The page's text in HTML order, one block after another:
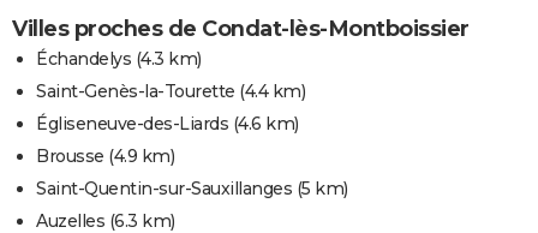
Villes proches de Condat-lès-Montboissier
Échandelys (4.3 km)
Saint-Genès-la-Tourette (4.4 km)
Égliseneuve-des-Liards (4.6 km)
Brousse (4.9 km)
Saint-Quentin-sur-Sauxillanges (5 km)
Auzelles (6.3 km)